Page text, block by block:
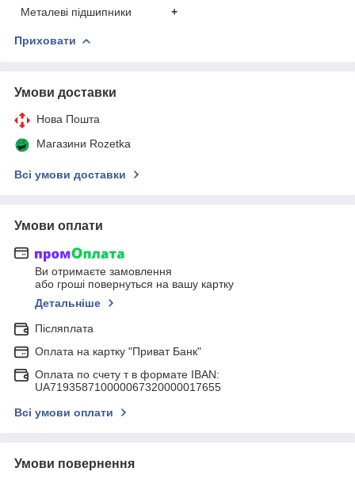
Металеві підшипники +
Приховати
Умови доставки
Нова Пошта
Магазини Rozetka
Всі умови доставки
Умови оплати
Ви отримаєте замовлення
або гроші повернуться на вашу картку
Детальніше
Післяплата
Оплата на картку "Приват Банк"
Оплата по счету т в формате IBAN:
UA719358710000067320000017655
Всі умови оплати
Умови повернення